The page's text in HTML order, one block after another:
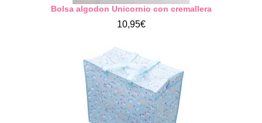
Bolsa algodon Unicornio con cremallera
10,95€